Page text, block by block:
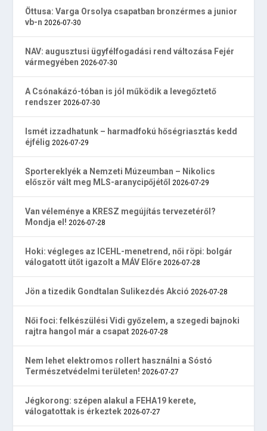
Öttusa: Varga Orsolya csapatban bronzérmes a junior
vb-n 2026-07-30
NAV: augusztusi ügyfélfogadási rend változása Fejér
vármegyében 2026-07-30
A Csónakázó-tóban is jól működik a levegőztető
rendszer 2026-07-30
Ismét izzadhatunk – harmadfokú hőségriasztás kedd
éjfélig 2026-07-29
Sportereklyék a Nemzeti Múzeumban – Nikolics
először vált meg MLS-aranycipőjétől 2026-07-29
Van véleménye a KRESZ megújítás tervezetéről?
Mondja el! 2026-07-28
Hoki: végleges az ICEHL-menetrend, női röpi: bolgár
válogatott ütőt igazolt a MÁV Előre 2026-07-28
Jön a tizedik Gondtalan Sulikezdés Akció 2026-07-28
Női foci: felkészülési Vidi győzelem, a szegedi bajnoki
rajtra hangol már a csapat 2026-07-28
Nem lehet elektromos rollert használni a Sóstó
Természetvédelmi területen! 2026-07-27
Jégkorong: szépen alakul a FEHA19 kerete,
válogatottak is érkeztek 2026-07-27